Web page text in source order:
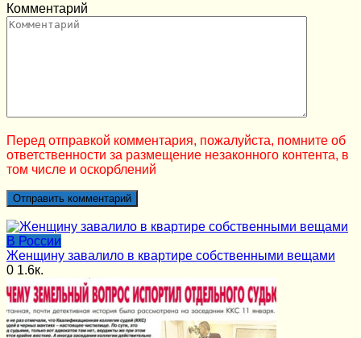
Комментарий
Перед отправкой комментария, пожалуйста, помните об
ответственности за размещение незаконного контента, в
том числе и оскорблений
В России
Женщину завалило в квартире собственными вещами
0 1.6к.